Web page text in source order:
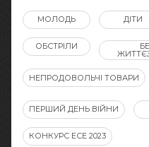
МОЛОДЬ ДІТИ
ОБСТРІЛИ
НЕПРОДОВОЛЬЧІ ТОВАРИ
ПЕРШИЙ ДЕНЬ ВІЙНИ
КОНКУРС ЕСЕ 2023